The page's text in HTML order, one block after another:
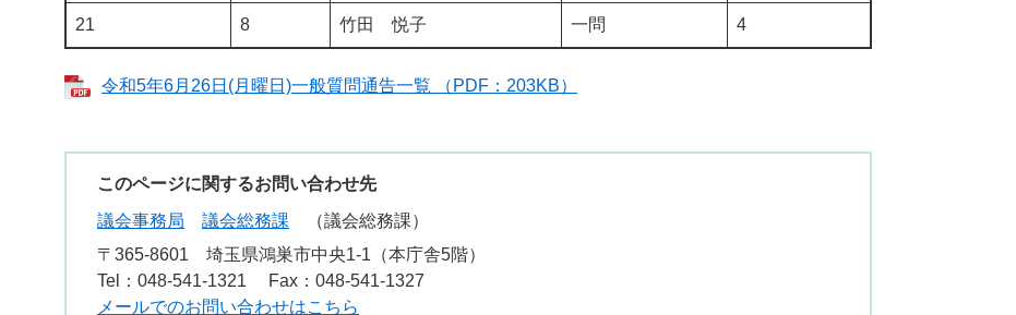
21 8 竹田 悦子 一問 4
令和5年6月26日(月曜日)一般質問通告一覧 （PDF：203KB）
このページに関するお問い合わせ先
議会事務局
議会総務課
議会総務課
〒365-8601
埼玉県鴻巣市中央1-1（本庁舎5階）
Tel：048-541-1321
Fax：048-541-1327
メールでのお問い合わせはこちら